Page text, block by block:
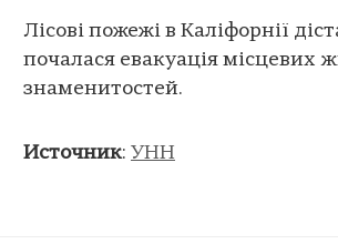
Лісові пожежі в Каліфорнії
почалася евакуація місцевих
знаменитостей.
Источник: УНН